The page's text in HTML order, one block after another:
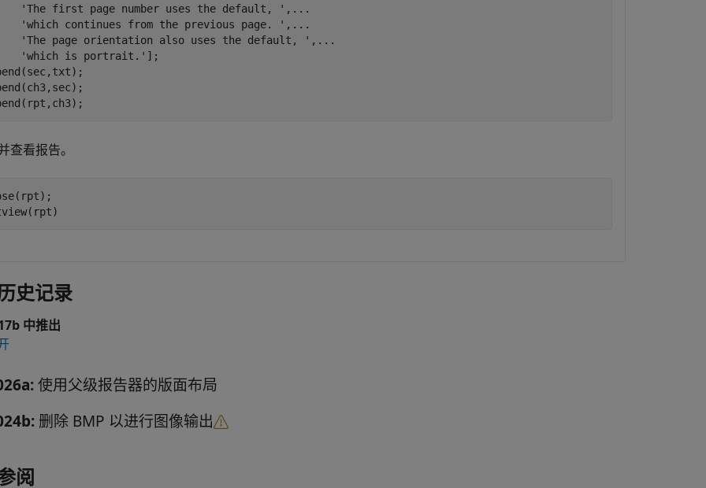
'The first page number uses the default, ' , ...
'which continues from the previous page. ' , ...
'The page orientation also uses the default, ' , ...
'which is portrait.' ];
查看报告。
史记录
中推出
使用父级报告器的版面布局
删除 BMP 以进行图像输出
阅